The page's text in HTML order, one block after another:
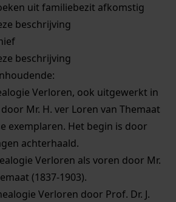
uit familiebezit afkomstig
beschrijving
beschrijving
Verloren, ook uitgewerkt in
Mr. H. ver Loren van Themaat
exemplaren. Het begin is door
achterhaald.
Verloren als voren door Mr.
(1837-1903).
Verloren door Prof. Dr. J.